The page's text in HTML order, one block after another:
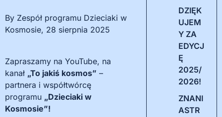
By Zespół programu Dzieciaki w
Kosmosie, 28 sierpnia 2025
Zapraszamy na YouTube, na
kanał „To jakiś kosmos” –
partnera i współtwórcę
programu „Dzieciaki w
Kosmosie”!
DZIĘK
UJEM
Y ZA
EDYCJ
Ę
2025/
2026!
ZNANI
ASTR